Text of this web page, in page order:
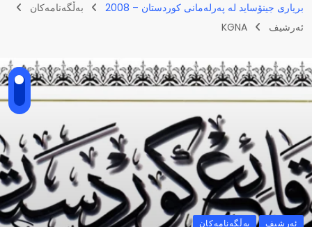
بریاری جینۆساید لە پەرلەمانی کوردستان – 2008
بەڵگەنامەکان
ئەرشیف
KGNA
ئەرشیف بەڵگەنامەکان